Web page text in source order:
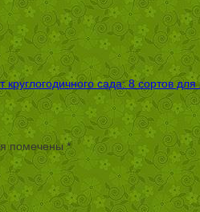
сада: 8 сортов
помечены*